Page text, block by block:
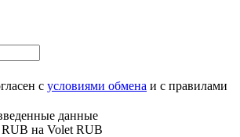
с условиями обмена и с правилами
данные
на Volet RUB